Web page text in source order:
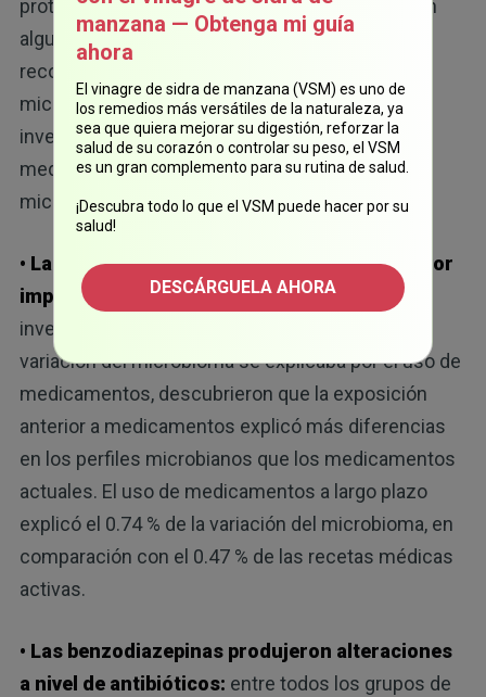
protones (IBP) y los glucocorticoides produjeron
algunos de los cambios microbianos más
reconocibles y persistentes. Estos rastros en el
microbioma fueron tan distintivos que los
investigadores podían inferir el uso anterior de
medicamentos a partir de la composición del
microbioma.
• Las prescripciones anteriores tuvieron mayor
impacto que las actuales:cuando los
investigadores compararon qué parte de la
variación del microbioma se explicaba por el uso de
medicamentos, descubrieron que la exposición
anterior a medicamentos explicó más diferencias
en los perfiles microbianos que los medicamentos
actuales. El uso de medicamentos a largo plazo
explicó el 0.74 % de la variación del microbioma, en
comparación con el 0.47 % de las recetas médicas
activas.
• Las benzodiazepinas produjeron alteraciones
a nivel de antibióticos: entre todos los grupos de
manzana — Obtenga mi guía
ahora
El vinagre de sidra de manzana (VSM) es uno de
los remedios más versátiles de la naturaleza, ya
sea que quiera mejorar su digestión, reforzar la
salud de su corazón o controlar su peso, el VSM
es un gran complemento para su rutina de salud.
¡Descubra todo lo que el VSM puede hacer por su
salud!
DESCÁRGUELA AHORA